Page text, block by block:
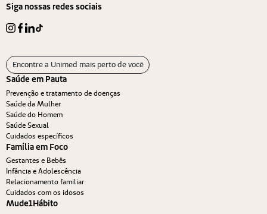
Siga nossas redes sociais
Encontre a Unimed mais perto de você
Saúde em Pauta
Prevenção e tratamento de doenças
Saúde da Mulher
Saúde do Homem
Saúde Sexual
Cuidados específicos
Família em Foco
Gestantes e Bebês
Infância e Adolescência
Relacionamento familiar
Cuidados com os idosos
Mude1Hábito